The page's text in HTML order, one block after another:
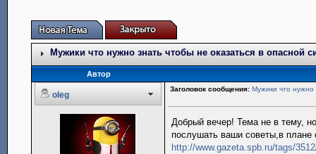
Мужики что нужно знать чтобы не оказаться в опасной
Автор
oleg
Заголовок сообщения: Мужики что нужно
Добрый вечер! Тема не в тему,
послушать ваши советы,в
http://www.gazeta.spb.ru/tags/